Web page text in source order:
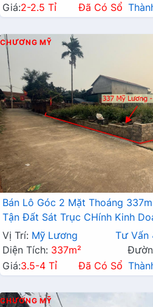
Giá:2-2.5 Tỉ Đã Có Sổ
CHƯƠNG MỸ
Bán Lô Góc 2 Mặt Thoáng
Tận Đất Sát Trục CHính Kinh
Vị Trí: Mỹ Lương Tư Vấn
Diện Tích: 337m²
Giá:3.5-4 Tỉ Đã Có Sổ
CHƯƠNG MỸ